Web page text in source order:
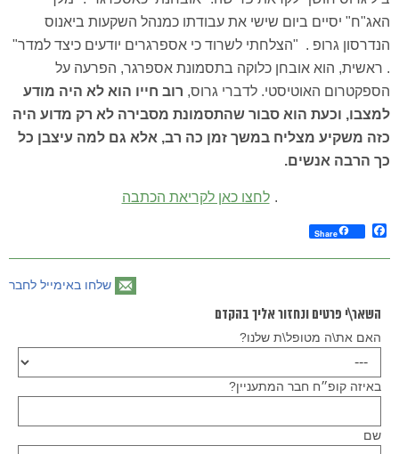
האג"ח" יסיים ביום שישי את עבודתו כמנהל השקעות ביאנוס
הנדרסון גרופ . "הצלחתי לשרוד כי אספרגרים יודעים כיצד למדר"
. ראשית, הוא אובחן כלוקה בתסמונת אספרגר, הפרעה על
הספקטרום האוטיסטי. לדברי גרוס, רוב חייו הוא לא היה מודע
למצבו, וכעת הוא סבור שהתסמונת מסבירה לא רק מדוע היה
כזה משקיע מצליח במשך זמן כה רב, אלא גם למה עיצבן כל
כך הרבה אנשים.
. לחצו כאן לקריאת הכתבה
Facebook
Share
שלחו באימייל לחבר
השאר\י פרטים ונחזור אליך בהקדם
האם את\ה מטופל\ת שלנו?
באיזה קופ״ח חבר המתעניין?
שם